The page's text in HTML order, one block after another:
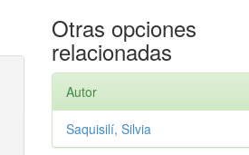
Otras opciones
relacionadas
Autor
Saquisilí, Silvia